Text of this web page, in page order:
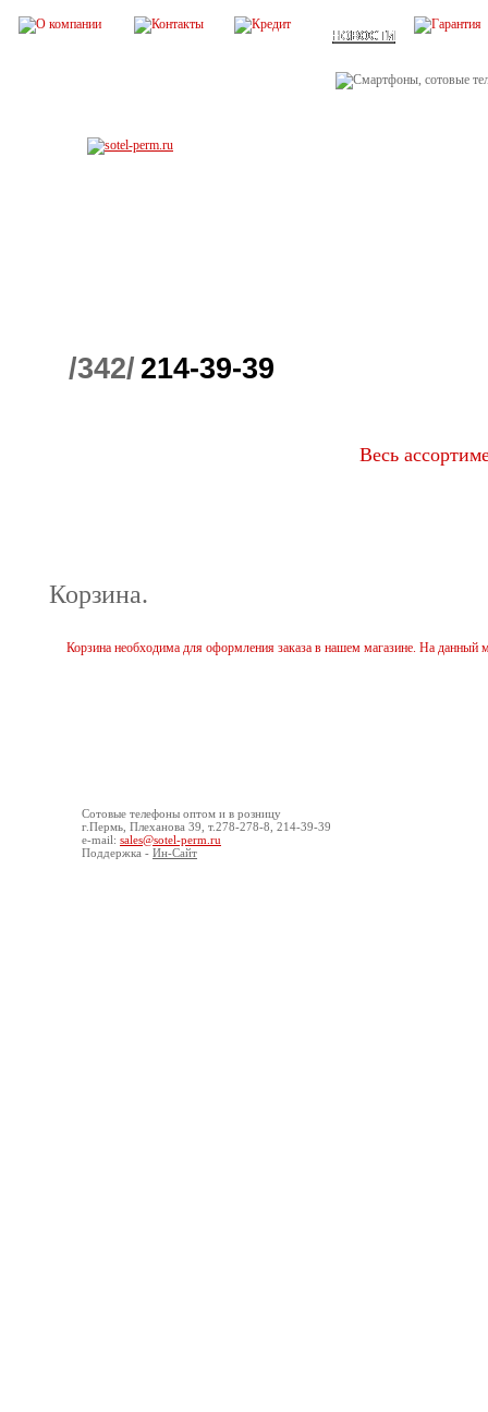
/342/ 214-39-39
Весь
Корзина.
Корзина необходима для оформления заказа в нашем магазине. На данный
Сотовые телефоны оптом и в розницу
г.Пермь, Плеханова 39, т.278-278-8, 214-39-39
e-mail: sales@sotel-perm.ru
Поддержка - Ин-Сайт